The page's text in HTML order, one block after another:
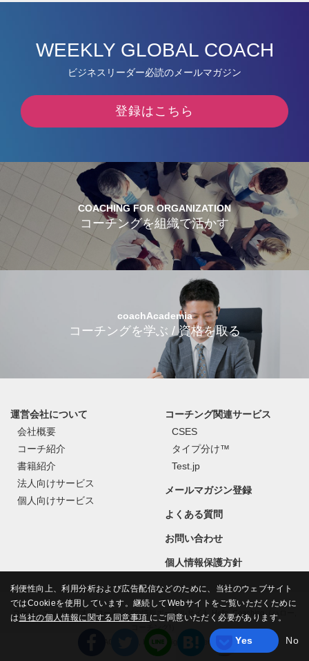
WEEKLY GLOBAL COACH
ビジネスリーダー必読のメールマガジン
登録はこちら
COACHING FOR ORGANIZATION
コーチングを組織で活かす
coachAcademia
コーチングを学ぶ / 資格を取る
運営会社について
会社概要
コーチ紹介
書籍紹介
法人向けサービス
個人向けサービス
コーチング関連サービス
CSES
タイプ分け™
Test.jp
メールマガジン登録
よくある質問
お問い合わせ
個人情報保護方針
コーチ・エィの運営するコーチングの情報ポータルサイト Hello, Coaching（ハロー,
コーチング!）
COACH A Co., Ltd. All Rights Reserved.
利便性向上、利用分析および広告配信などのために、当社のウェブサイト
ではCookieを使用しています。継続してWebサイトをご覧いただくために
は当社の個人情報に関する同意事項 にご同意いただく必要があります。
Yes No